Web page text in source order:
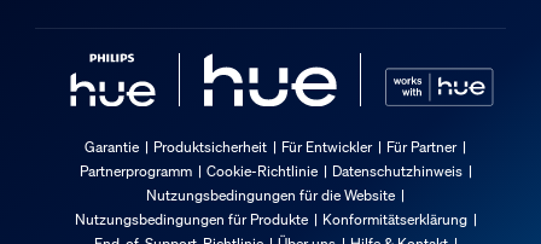
Garantie Produktsicherheit Für Entwickler
Für Partner
Partnerprogramm
Cookie-Richtlinie
Datenschutzhinweis
Nutzungsbedingungen für die Website
Nutzungsbedingungen für Produkte
Konformitätserklärung